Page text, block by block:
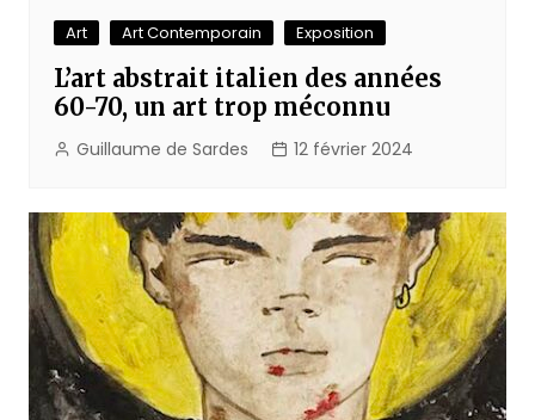
Art Art Contemporain Exposition
L’art abstrait italien des années
60-70, un art trop méconnu
Guillaume de Sardes 12 février 2024